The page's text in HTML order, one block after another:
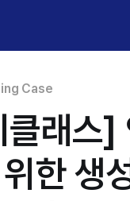
Case
래스]
한 생